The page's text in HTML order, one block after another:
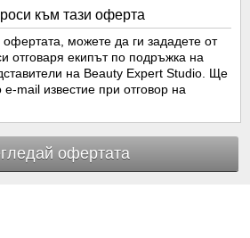
към тази оферта
можете да ги зададете от
отговаря екипът по подръжка на
на Beauty Expert Studio. Ще
mail известие при отговор на
офертата